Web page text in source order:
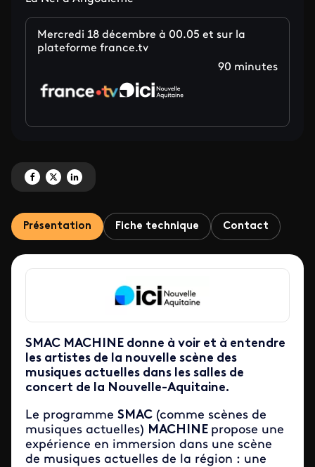
Mercredi 18 décembre à 00.05 et sur la
plateforme france.tv
90 minutes
Partagez 'SMAC MACHINE ' sur Facebook
Partagez 'SMAC MACHINE ' sur X
Partagez 'SMAC MACHINE ' sur LinkedIn
Présentation Fiche technique Contact
SMAC MACHINE donne à voir et à entendre
les artistes de la nouvelle scène des
musiques actuelles dans les salles de
concert de la Nouvelle-Aquitaine.
Le programme SMAC (comme scènes de
musiques actuelles) MACHINE propose une
expérience en immersion dans une scène
de musiques actuelles de la région : une